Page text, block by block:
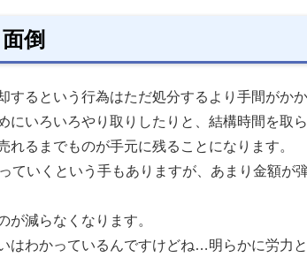
倒
するという行為はただ処分するより手間がかか
にいろいろやり取りしたりと、結構時間を取ら
れるまでものが手元に残ることになります。
ていくという手もありますが、あまり金額が
が減らなくなります。
はわかっているんですけどね…明らかに労力